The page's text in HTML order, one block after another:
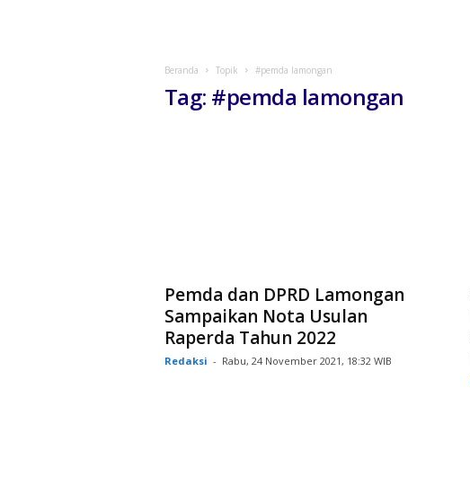
Beranda Topik #pemda lamongan
Tag: #pemda lamongan
Pemda dan DPRD Lamongan
Sampaikan Nota Usulan
Raperda Tahun 2022
Redaksi - Rabu, 24 November 2021, 18:32 WIB